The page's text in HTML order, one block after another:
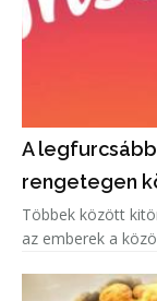
A
rengetegen
Többek között
az emberek a